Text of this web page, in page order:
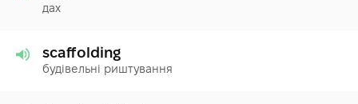
дах
scaffolding
будівельні риштування